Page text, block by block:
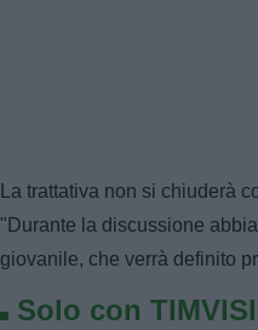
La trattativa non si chiuderà
"Durante la discussione
giovanile, che verrà definito
Solo con